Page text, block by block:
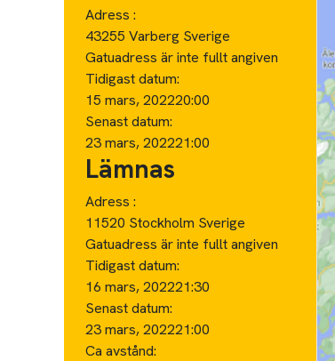
Adress :
43255 Varberg Sverige
Gatuadress är inte fullt angiven
Tidigast datum:
15 mars, 202220:00
Senast datum:
23 mars, 202221:00
Lämnas
Adress :
11520 Stockholm Sverige
Gatuadress är inte fullt angiven
Tidigast datum:
16 mars, 202221:30
Senast datum:
23 mars, 202221:00
Ca avstånd: